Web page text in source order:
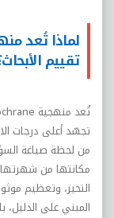
تقييم
تُعد منهجية
تجسّد أعلى درجات
من لحظة صياغة
مكانتها من
التحيز، وتعظيم
المبني على الدليل،